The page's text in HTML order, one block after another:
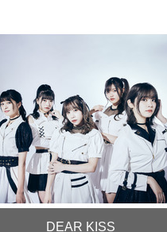
DEAR KISS